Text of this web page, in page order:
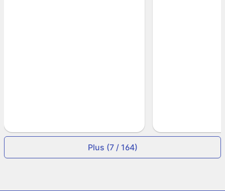
Plus (7 / 164)